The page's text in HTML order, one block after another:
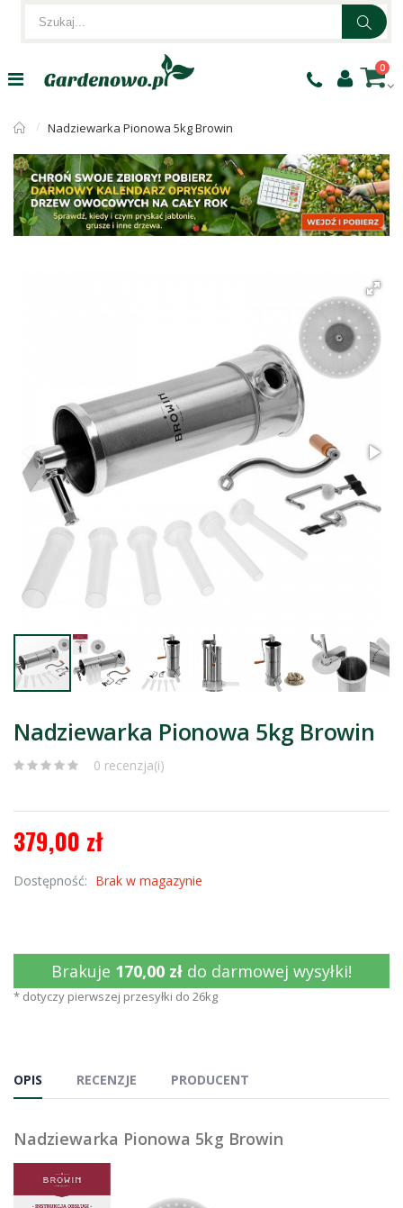
0
Nadziewarka Pionowa 5kg Browin
Nadziewarka Pionowa 5kg Browin
0 recenzja(i)
379,00 zł
Dostępność: Brak w magazynie
Brakuje 170,00 zł do darmowej wysyłki!
* dotyczy pierwszej przesyłki do 26kg
OPIS RECENZJE PRODUCENT
Nadziewarka Pionowa 5kg Browin